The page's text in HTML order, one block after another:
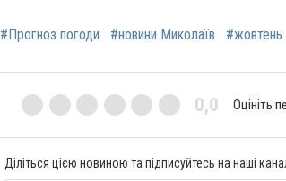
#Прогноз погоди #новини Миколаїв #жовтень
0,0 Оцініть
Діліться цією новиною та підписуйтесь на наші